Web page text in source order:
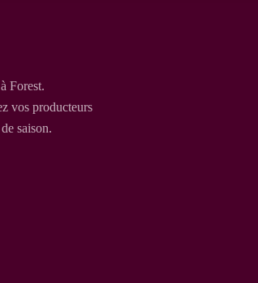
Forest.
vos producteurs
saison.